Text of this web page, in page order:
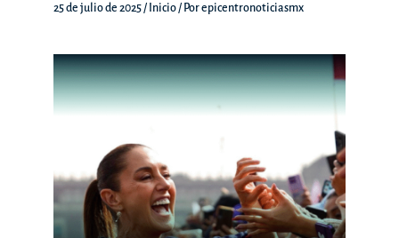
25 de julio de 2025 / Inicio / Porepicentronoticiasmx